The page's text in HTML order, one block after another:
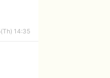
14:35